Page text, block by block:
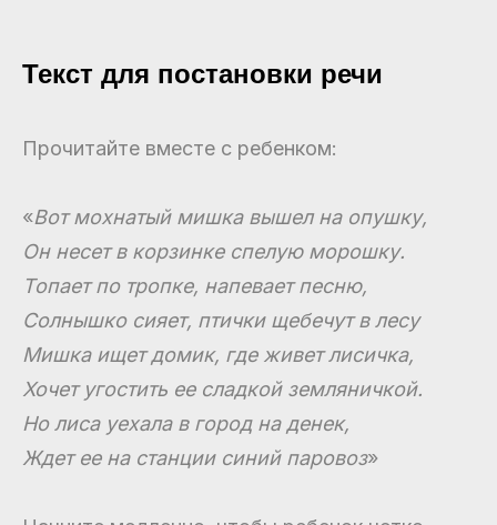
Текст для постановки речи
Прочитайте вместе с ребенком:
«Вот мохнатый мишка вышел на опушку,
Он несет в корзинке спелую морошку.
Топает по тропке, напевает песню,
Солнышко сияет, птички щебечут в лесу
Мишка ищет домик, где живет лисичка,
Хочет угостить ее сладкой земляничкой.
Но лиса уехала в город на денек,
Ждет ее на станции синий паровоз»